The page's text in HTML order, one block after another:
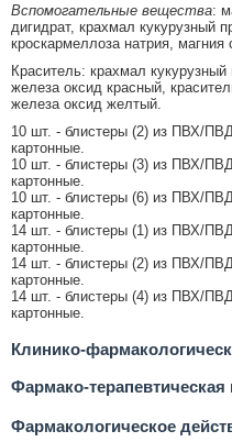
Вспомогательные вещества:
дигидрат, крахмал кукурузный
кроскармеллоза натрия, магния
Краситель: крахмал
железа оксид красный,
железа оксид желтый.
10 шт. - блистеры (2) из ПВХ/
картонные.
10 шт. - блистеры (3) из ПВХ/
картонные.
10 шт. - блистеры (6) из ПВХ/
картонные.
14 шт. - блистеры (1) из ПВХ/
картонные.
14 шт. - блистеры (2) из ПВХ/
картонные.
14 шт. - блистеры (4) из ПВХ/
картонные.
Клинико-
Фармако-терапевтическая
Фармакологическое